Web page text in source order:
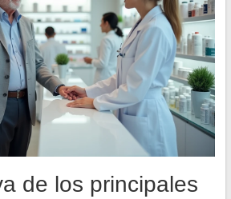
de los principales